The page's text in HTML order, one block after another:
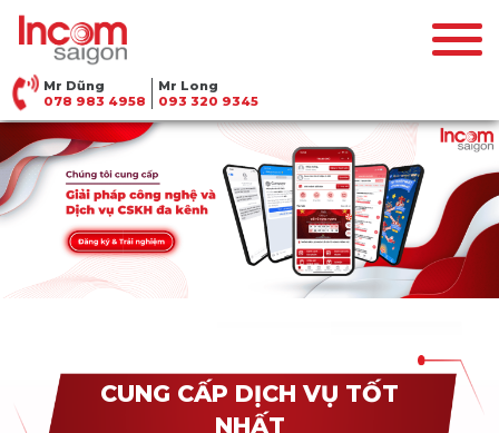
Mr Dũng
078 983 4958
Mr Long
093 320 9345
CUNG CẤP DỊCH VỤ TỐT
NHẤT